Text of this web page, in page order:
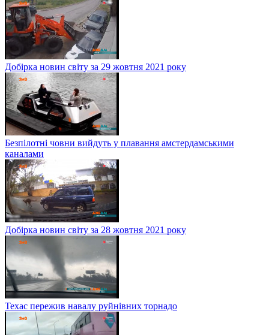
Добірка новин світу за 29 жовтня 2021 року
Безпілотні човни вийдуть у плавання амстердамськими
каналами
Добірка новин світу за 28 жовтня 2021 року
Техас пережив навалу руйнівних торнадо